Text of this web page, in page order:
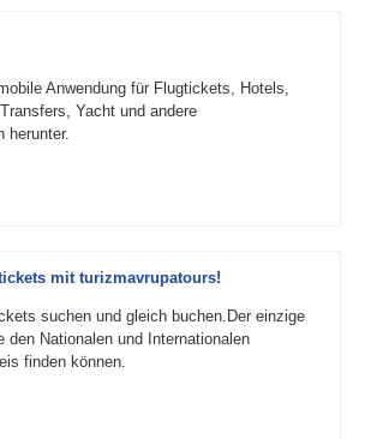
Anwendung für Flugtickets, Hotels,
Yacht und andere
herunter.
mit turizmavrupatours!
suchen und gleich buchen.Der einzige
den Nationalen und Internationalen
finden können.